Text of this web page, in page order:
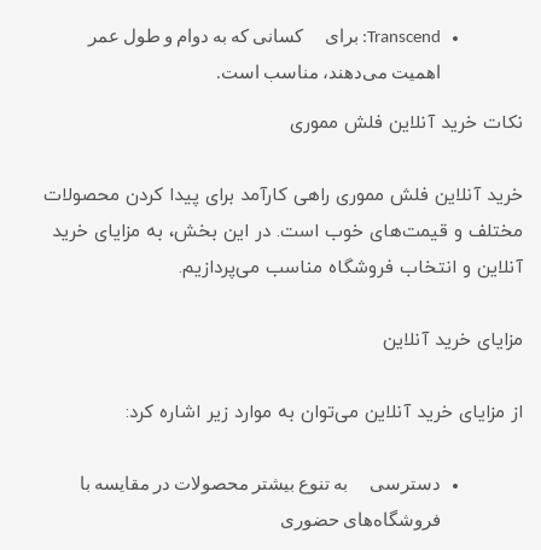
Transcend: برای کسانی که به دوام و طول عمر
اهمیت می‌دهند، مناسب است.
نکات خرید آنلاین فلش مموری
خرید آنلاین فلش مموری راهی کارآمد برای پیدا کردن محصولات
مختلف و قیمت‌های خوب است. در این بخش، به مزایای خرید
آنلاین و انتخاب فروشگاه مناسب می‌پردازیم.
مزایای خرید آنلاین
از مزایای خرید آنلاین می‌توان به موارد زیر اشاره کرد:
دسترسی به تنوع بیشتر محصولات در مقایسه با
فروشگاه‌های حضوری